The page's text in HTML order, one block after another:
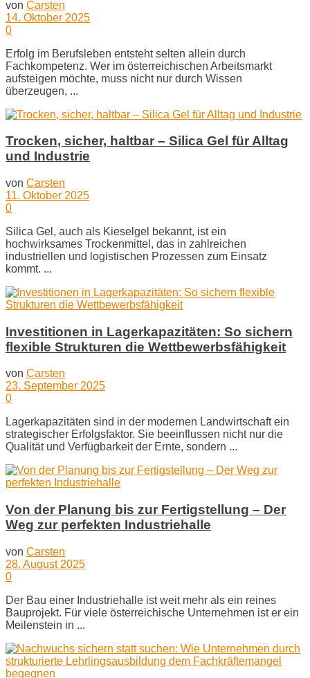
von Carsten
14. Oktober 2025
0
Erfolg im Berufsleben entsteht selten allein durch
Fachkompetenz. Wer im österreichischen Arbeitsmarkt
aufsteigen möchte, muss nicht nur durch Wissen
überzeugen, ...
Trocken, sicher, haltbar – Silica Gel für Alltag
und Industrie
von Carsten
11. Oktober 2025
0
Silica Gel, auch als Kieselgel bekannt, ist ein
hochwirksames Trockenmittel, das in zahlreichen
industriellen und logistischen Prozessen zum Einsatz
kommt. ...
Investitionen in Lagerkapazitäten: So sichern
flexible Strukturen die Wettbewerbsfähigkeit
von Carsten
23. September 2025
0
Lagerkapazitäten sind in der modernen Landwirtschaft ein
strategischer Erfolgsfaktor. Sie beeinflussen nicht nur die
Qualität und Verfügbarkeit der Ernte, sondern ...
Von der Planung bis zur Fertigstellung – Der
Weg zur perfekten Industriehalle
von Carsten
28. August 2025
0
Der Bau einer Industriehalle ist weit mehr als ein reines
Bauprojekt. Für viele österreichische Unternehmen ist er ein
Meilenstein in ...